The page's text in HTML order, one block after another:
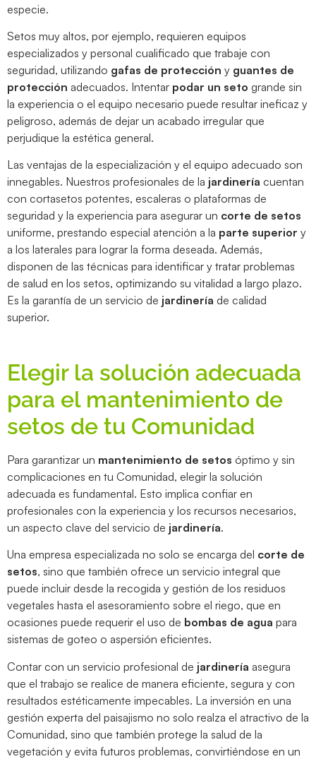
especie.
Setos muy altos, por ejemplo, requieren equipos
especializados y personal cualificado que trabaje con
seguridad, utilizando gafas de protección y guantes de
protección adecuados. Intentar podar un seto grande sin
la experiencia o el equipo necesario puede resultar ineficaz y
peligroso, además de dejar un acabado irregular que
perjudique la estética general.
Las ventajas de la especialización y el equipo adecuado son
innegables. Nuestros profesionales de la jardinería cuentan
con cortasetos potentes, escaleras o plataformas de
seguridad y la experiencia para asegurar un corte de setos
uniforme, prestando especial atención a la parte superior y
a los laterales para lograr la forma deseada. Además,
disponen de las técnicas para identificar y tratar problemas
de salud en los setos, optimizando su vitalidad a largo plazo.
Es la garantía de un servicio de jardinería de calidad
superior.
Elegir la solución adecuada
para el mantenimiento de
setos de tu Comunidad
Para garantizar un mantenimiento de setos óptimo y sin
complicaciones en tu Comunidad, elegir la solución
adecuada es fundamental. Esto implica confiar en
profesionales con la experiencia y los recursos necesarios,
un aspecto clave del servicio de jardinería.
Una empresa especializada no solo se encarga del corte de
setos, sino que también ofrece un servicio integral que
puede incluir desde la recogida y gestión de los residuos
vegetales hasta el asesoramiento sobre el riego, que en
ocasiones puede requerir el uso de bombas de agua para
sistemas de goteo o aspersión eficientes.
Contar con un servicio profesional de jardinería asegura
que el trabajo se realice de manera eficiente, segura y con
resultados estéticamente impecables. La inversión en una
gestión experta del paisajismo no solo realza el atractivo de la
Comunidad, sino que también protege la salud de la
vegetación y evita futuros problemas, convirtiéndose en un